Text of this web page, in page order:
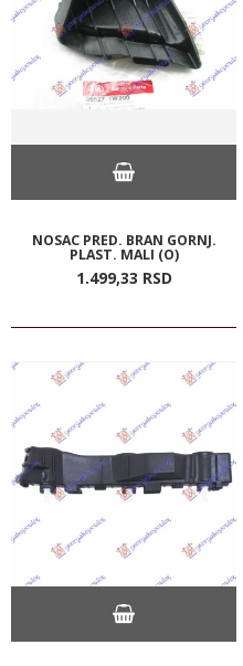
NOSAC PRED. BRAN GORNJ.
PLAST. MALI (O)
1.499,33 RSD